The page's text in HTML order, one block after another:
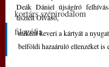
kortárs szépirodalom
filozófia
Deák Dániel újságíró
tisztelt Olvasó,
miként keveri a kártyát a
belföldi hazaáruló ellenzéket is